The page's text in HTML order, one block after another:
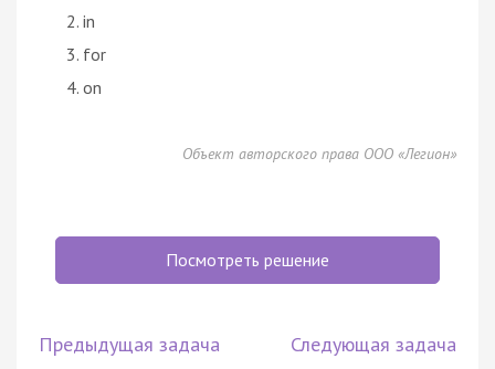
in
for
on
Объект авторского права ООО «Легион»
Посмотреть решение
Предыдущая задача Следующая задача